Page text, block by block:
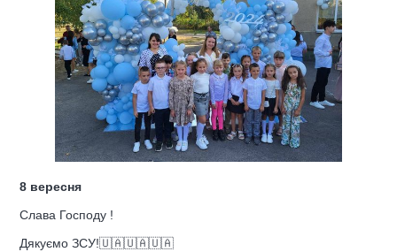
8 вересня
Слава Господу !
Дякуємо ЗСУ!🇺🇦🇺🇦🇺🇦